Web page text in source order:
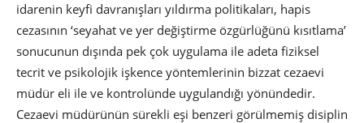
idarenin keyfi davranışları yıldırma politikaları, hapis
cezasının ‘seyahat ve yer değiştirme özgürlüğünü kısıtlama’
sonucunun dışında pek çok uygulama ile adeta fiziksel
tecrit ve psikolojik işkence yöntemlerinin bizzat cezaevi
müdür eli ile ve kontrolünde uygulandığı yönündedir.
Cezaevi müdürünün sürekli eşi benzeri görülmemiş disiplin